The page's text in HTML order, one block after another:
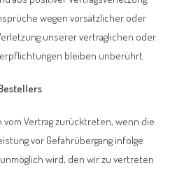
wegen vorsätzlicher oder
unserer vertraglichen oder
bleiben unberührt.
vom Vertrag zurücktreten, wenn die
vor Gefahrübergang infolge
wird, den wir zu vertreten